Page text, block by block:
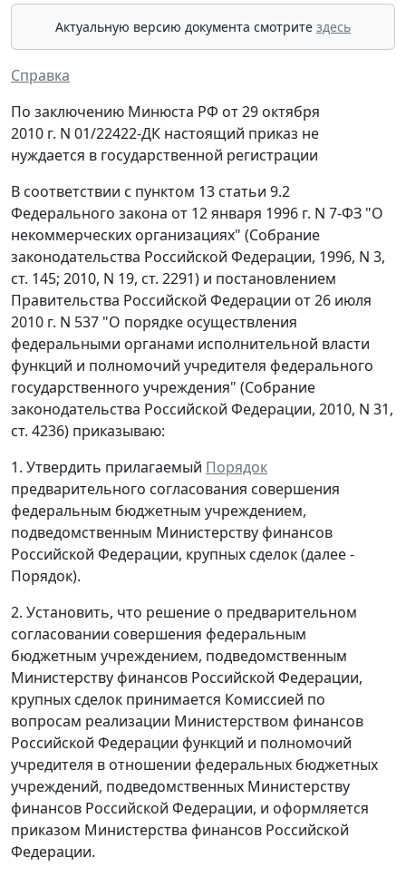
Актуальную версию документа смотрите здесь
Справка
По заключению Минюста РФ от 29 октября
2010 г. N 01/22422-ДК настоящий приказ не
нуждается в государственной регистрации
В соответствии с пунктом 13 статьи 9.2
Федерального закона от 12 января 1996 г. N 7-ФЗ "О
некоммерческих организациях" (Собрание
законодательства Российской Федерации, 1996, N 3,
ст. 145; 2010, N 19, ст. 2291) и постановлением
Правительства Российской Федерации от 26 июля
2010 г. N 537 "О порядке осуществления
федеральными органами исполнительной власти
функций и полномочий учредителя федерального
государственного учреждения" (Собрание
законодательства Российской Федерации, 2010, N 31,
ст. 4236) приказываю:
1. Утвердить прилагаемый Порядок
предварительного согласования совершения
федеральным бюджетным учреждением,
подведомственным Министерству финансов
Российской Федерации, крупных сделок (далее -
Порядок).
2. Установить, что решение о предварительном
согласовании совершения федеральным
бюджетным учреждением, подведомственным
Министерству финансов Российской Федерации,
крупных сделок принимается Комиссией по
вопросам реализации Министерством финансов
Российской Федерации функций и полномочий
учредителя в отношении федеральных бюджетных
учреждений, подведомственных Министерству
финансов Российской Федерации, и оформляется
приказом Министерства финансов Российской
Федерации.